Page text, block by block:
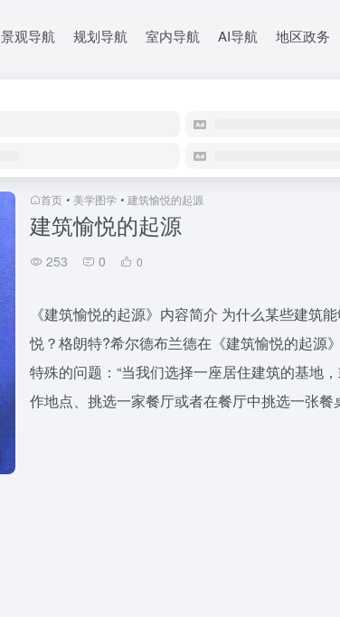
景观导航 规划导航 室内导航 AI导航 地区政务
首页 • 美学图学 • 建筑愉悦的起源
建筑愉悦的起源
253 0 0
《建筑愉悦的起源》内容简介 为什么某些建筑
悦？格朗特?希尔德布兰德在《建筑愉悦的起源
特殊的问题：“当我们选择一座居住建筑的基地
作地点、挑选一家餐厅或者在餐厅中挑选一张餐